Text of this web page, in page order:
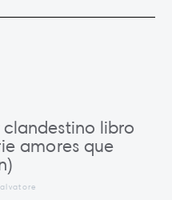
libro
amores que